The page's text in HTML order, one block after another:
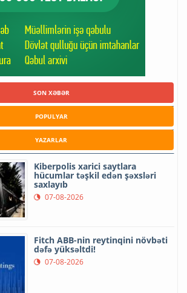
SON XƏBƏR
POPULYAR
YAZARLAR
Kiberpolis xarici saytlara
hücumlar təşkil edən şəxsləri
saxlayıb
07-08-2026
Fitch ABB-nin reytinqini növbəti
dəfə yüksəltdi!
07-08-2026